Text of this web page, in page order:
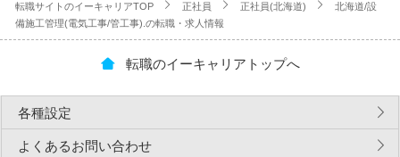
転職サイトのイーキャリアTOP
正社員 正社員(北海道)
北海道/設
備施工管理(電気工事/管工事).の転職・求人情報
転職のイーキャリアトップへ
各種設定
よくあるお問い合わせ